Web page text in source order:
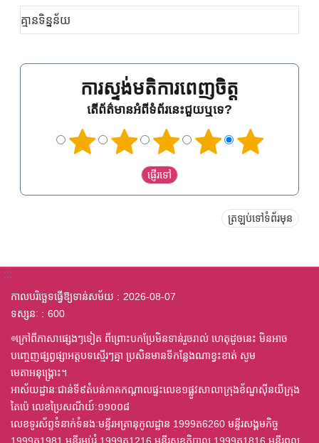
គ្មានទិន្នន័យ
ការស្ទង់មតិការពេញចិត្ត
តើព័ត៌មានអំពីទំព័រនេះជួយឬទេ?
ត្រឡប់ទៅទំព័រមុន
:::
កាលបរិច្ឆេទធ្វើឱ្យទាន់សម័យ
2026-08-07
ទស្សនៈ
600
◎ក្រៅពីភាសាផ្សេងៗទៀត ពីព្រោះបកប្រែមិនទាន់រួចរាល់ ហេតុដូចនេះ មិនអាច
បញ្ចេញផ្សព្វផ្សាអត្តបទស្មើរៗគ្នា ប្រសិនមានទីកន្លែងណាខ្វះខាត់ សូម
មេតាអនុង្គ្រោះ។
អាស័យដ្ឋានៈជាន់ទី៩តំបន់ភាគកណ្តាលផ្ទះលេខ១ផ្លូវសាលាក្រុងខ័ណ្ឌស៊ីនយីក្រុង
តៃប៉េ លេខប្រៃសណីយ៍ៈ១១០០៨
លេខទូរស័ព្ទទំនាក់ទំនងៈមន្ទីរអត្រានុកូលដ្ឋាន 1999ត6260 មន្ទីរសង្គមកិច្ច